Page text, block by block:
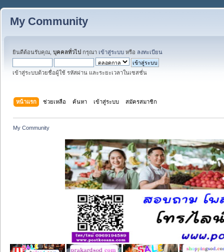
My Community
ยินดีต้อนรับคุณ, บุคคลทั่วไป กรุณา เข้าสู่ระบบ หรือ ลงทะเบียน
เข้าสู่ระบบด้วยชื่อผู้ใช้ รหัสผ่าน และระยะเวลาในเซสชั่น
หน้าแรก ช่วยเหลือ ค้นหา เข้าสู่ระบบ สมัครสมาชิก
My Community